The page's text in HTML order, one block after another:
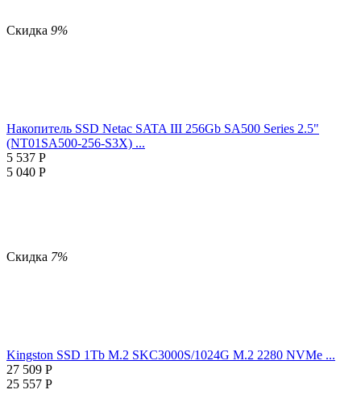
Скидка 9%
Накопитель SSD Netac SATA III 256Gb SA500 Series 2.5"
(NT01SA500-256-S3X) ...
5 537 Р
5 040 Р
Скидка 7%
Kingston SSD 1Tb M.2 SKC3000S/1024G M.2 2280 NVMe ...
27 509 Р
25 557 Р